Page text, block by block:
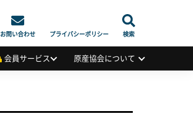
お問い合わせ プライバシーポリシー 検索
会員サービス 原産協会について